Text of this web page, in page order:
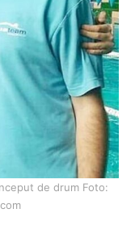
de drum Foto: